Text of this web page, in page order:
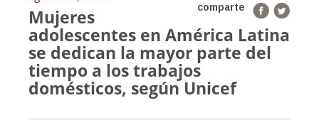
comparte
Mujeres
adolescentes en América Latina
se dedican la mayor parte del
tiempo a los trabajos
domésticos, según Unicef